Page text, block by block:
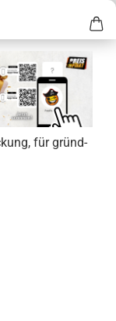
für gründ­